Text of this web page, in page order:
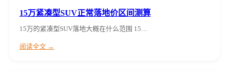
15万紧凑型SUV正常落地价区间测算
15万的紧凑型SUV落地大概在什么范围 15…
阅读全文 →